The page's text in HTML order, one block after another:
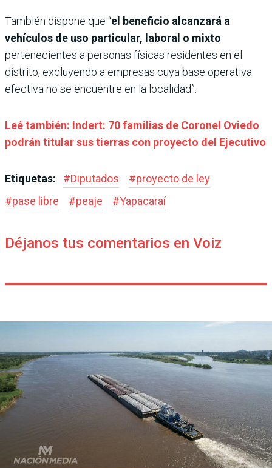
También dispone que “el beneficio alcanzará a
vehículos de uso particular, laboral o mixto
pertenecientes a personas físicas residentes en el
distrito, excluyendo a empresas cuya base operativa
efectiva no se encuentre en la localidad”.
Leé también: Indert: 70 familias de Coronel Oviedo
podrán titular sus tierras con proyecto del Ejecutivo
Etiquetas: #Diputados #proyecto de ley
#pase libre #peaje #Yapacaraí
Déjanos tus comentarios en Voiz